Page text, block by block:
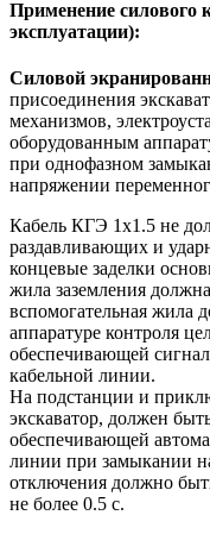
Применение силового
эксплуатации):
Силовой
присоединения
механизмов,
оборудованным
при однофазном
напряжении
Кабель КГЭ 1х1.5 не
раздавливающих и
концевые заделки
жила заземления
вспомогательная жила
аппаратуре контроля
обеспечивающей
кабельной линии.
На подстанции и
экскаватор, должен
обеспечивающей
линии при замыкании
отключения должно
не более 0.5 с.